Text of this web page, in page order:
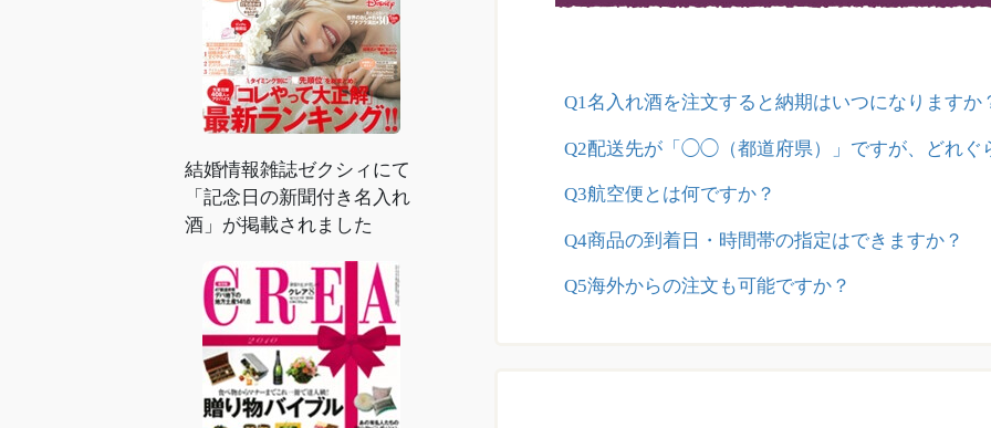
Q1名入れ酒を注文すると納期はいつになりますか
Q2配送先が「◯◯（都道府県）」ですが、どれぐ
Q3航空便とは何ですか？
Q4商品の到着日・時間帯の指定はできますか？
Q5海外からの注文も可能ですか？
結婚情報雑誌ゼクシィにて
「記念日の新聞付き名入れ
酒」が掲載されました